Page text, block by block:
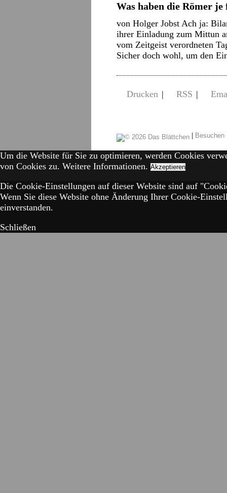
Was haben die Römer je
von Holger Jobst Ach ja:
ihrer Einladung zum Mittun
vom Zeitgeist verordneten
Sicher doch wohl, um den
Drucken | RSS |
|
Um die Website für Sie zu optimieren, werden Cookies
von Cookies zu. Weitere Informationen. Akzeptieren
Die Cookie-Einstellungen auf dieser Website sind auf
Wenn Sie diese Website ohne Änderung Ihrer Cookie-
einverstanden.
Schließen